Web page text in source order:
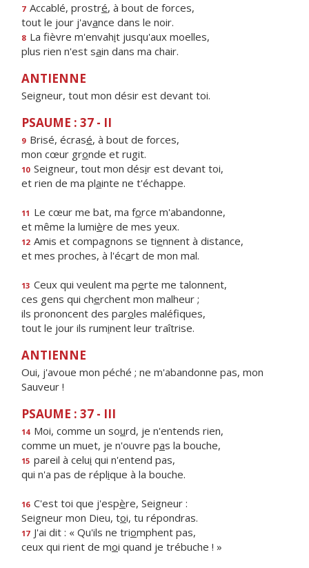
7 Accablé, prostré, à bout de forces,
tout le jour j'avance dans le noir.
8 La fièvre m'envahit jusqu'aux moelles,
plus rien n'est sain dans ma chair.
ANTIENNE
Seigneur, tout mon désir est devant toi.
PSAUME : 37 - II
9 Brisé, écrasé, à bout de forces,
mon cœur gronde et rugit.
10 Seigneur, tout mon désir est devant toi,
et rien de ma plainte ne t'échappe.
11 Le cœur me bat, ma force m'abandonne,
et même la lumière de mes yeux.
12 Amis et compagnons se tiennent à distance,
et mes proches, à l'écart de mon mal.
13 Ceux qui veulent ma perte me talonnent,
ces gens qui cherchent mon malheur ;
ils prononcent des paroles maléfiques,
tout le jour ils ruminent leur traîtrise.
ANTIENNE
Oui, j'avoue mon péché ; ne m'abandonne pas, mon
Sauveur !
PSAUME : 37 - III
14 Moi, comme un sourd, je n'entends rien,
comme un muet, je n'ouvre pas la bouche,
15 pareil à celui qui n'entend pas,
qui n'a pas de réplique à la bouche.
16 C'est toi que j'espère, Seigneur :
Seigneur mon Dieu, toi, tu répondras.
17 J'ai dit : « Qu'ils ne triomphent pas,
ceux qui rient de moi quand je trébuche ! »